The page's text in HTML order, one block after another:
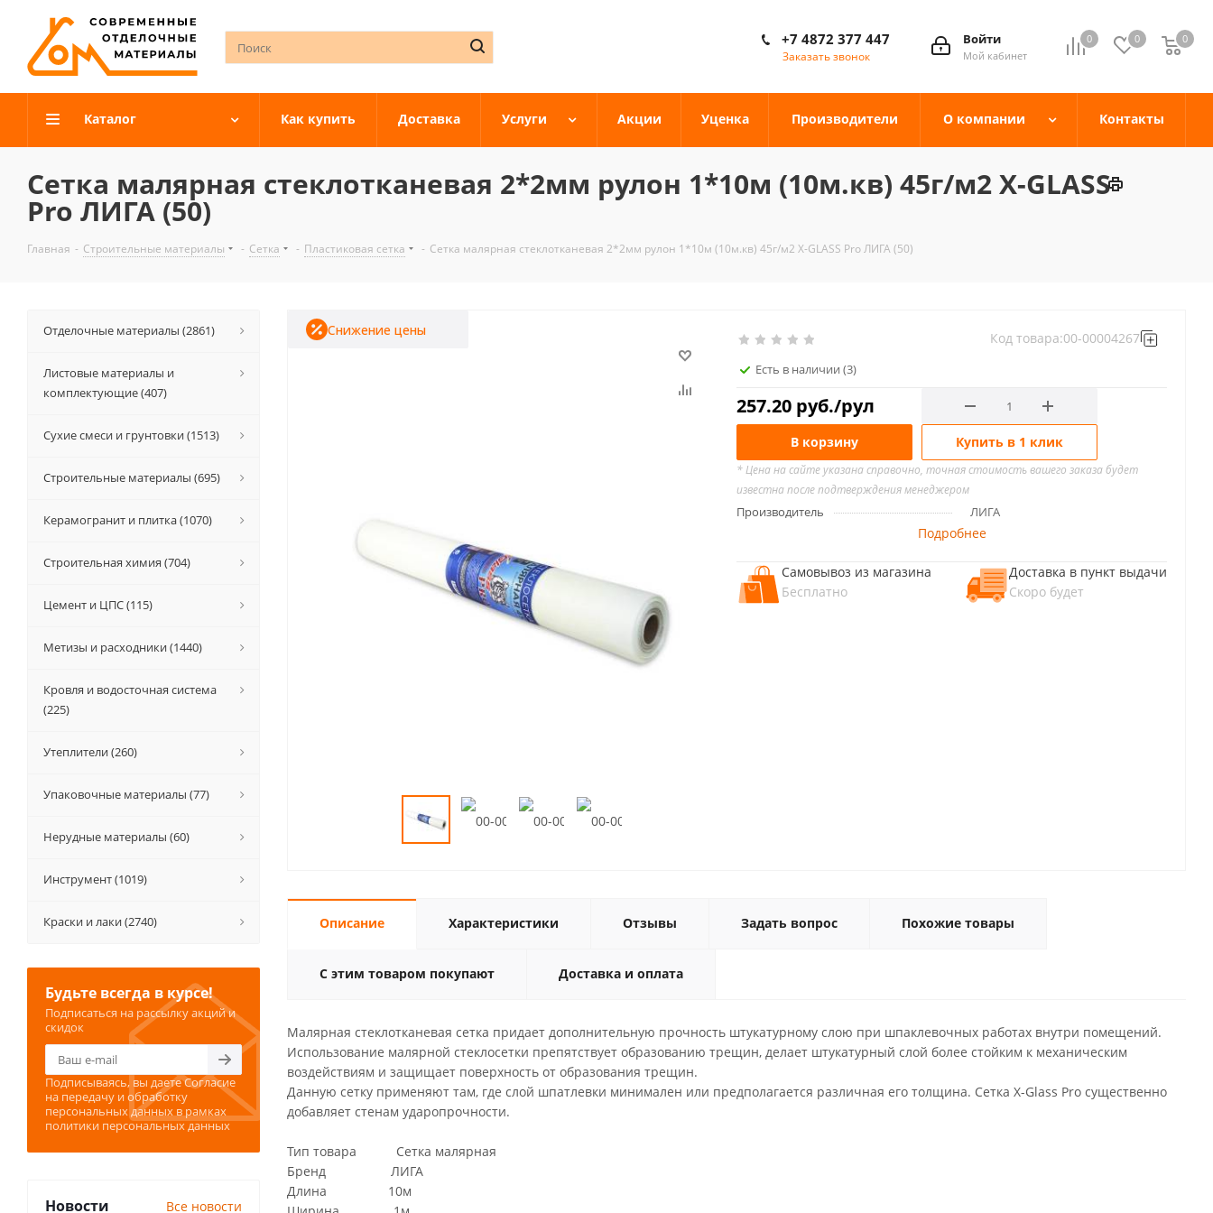
0 0 0
Войти
Мой кабинет
+7 4872 377 447
Заказать звонок
Каталог Как купить Доставка Услуги Акции Уценка Производители О компании Контакты
Сетка малярная стеклотканевая 2*2мм рулон 1*10м (10м.кв) 45г/м2 X-GLASS
Pro ЛИГА (50)
Главная - Строительные материалы - Сетка - Пластиковая сетка - Сетка малярная стеклотканевая 2*2мм рулон 1*10м (10м.кв) 45г/м2 X-GLASS Pro ЛИГА (50)
Есть в наличии (3)
Код товара:00-00004267
257.20 руб./рул
Снижение цены
В корзину Купить в 1 клик
* Цена на сайте указана справочно, точная стоимость вашего заказа будет
известна после подтверждения менеджером
Производитель ЛИГА
Подробнее
Самовывоз из магазина
Бесплатно
Доставка в пункт выдачи
Скоро будет
Описание Характеристики Отзывы Задать вопрос Похожие товары
С этим товаром покупают Доставка и оплата
Малярная стеклотканевая сетка придает дополнительную прочность штукатурному слою при шпаклевочных работах внутри помещений.
Использование малярной стеклосетки препятствует образованию трещин, делает штукатурный слой более стойким к механическим
воздействиям и защищает поверхность от образования трещин.
Данную сетку применяют там, где слой шпатлевки минимален или предполагается различная его толщина. Сетка X-Glass Pro существенно
добавляет стенам ударопрочности.
Тип товара Сетка малярная
Бренд ЛИГА
Длина 10м
Отделочные материалы (2861)
Листовые материалы и
комплектующие (407)
Сухие смеси и грунтовки (1513)
Строительные материалы (695)
Керамогранит и плитка (1070)
Строительная химия (704)
Цемент и ЦПС (115)
Метизы и расходники (1440)
Кровля и водосточная система
(225)
Утеплители (260)
Упаковочные материалы (77)
Нерудные материалы (60)
Инструмент (1019)
Краски и лаки (2740)
Будьте всегда в курсе!
Подписаться на рассылку акций и
скидок
Подписываясь, вы даетеСогласие
на передачу и обработку
персональных данных в рамках
политики персональных данных
Новости Все новости